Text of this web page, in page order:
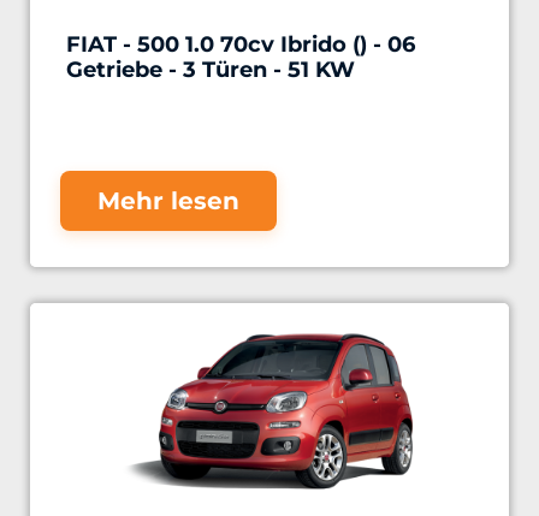
FIAT - 500 1.0 70cv Ibrido () - 06
Getriebe - 3 Türen - 51 KW
Mehr lesen